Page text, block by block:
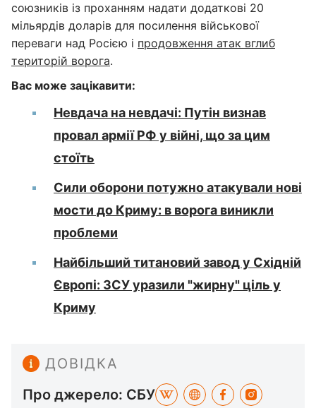
союзників із проханням надати додаткові 20
мільярдів доларів для посилення військової
переваги над Росією і продовження атак вглиб
територій ворога.
Вас може зацікавити:
Невдача на невдачі: Путін визнав
провал армії РФ у війні, що за цим
стоїть
Сили оборони потужно атакували нові
мости до Криму: в ворога виникли
проблеми
Найбільший титановий завод у Східній
Європі: ЗСУ уразили "жирну" ціль у
Криму
ДОВІДКА
Про джерело: СБУ